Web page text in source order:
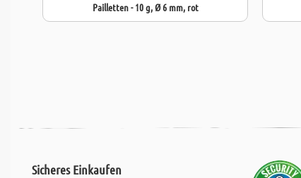
Pailletten - 10 g, Ø 6 mm, rot
Sicheres Einkaufen